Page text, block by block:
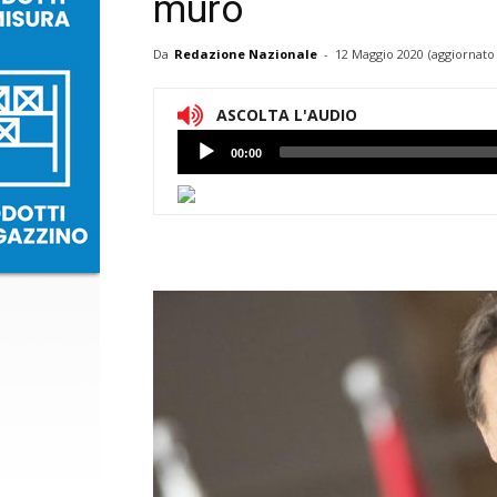
muro
Da Redazione Nazionale - 12 Maggio 2020 (aggiornato
ASCOLTA L'AUDIO
Lettore
Audio
00:00